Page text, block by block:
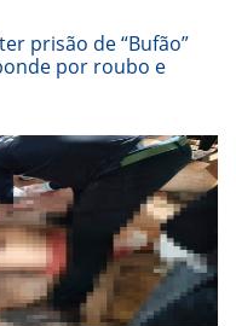
prisão de “Bufão”
por roubo e